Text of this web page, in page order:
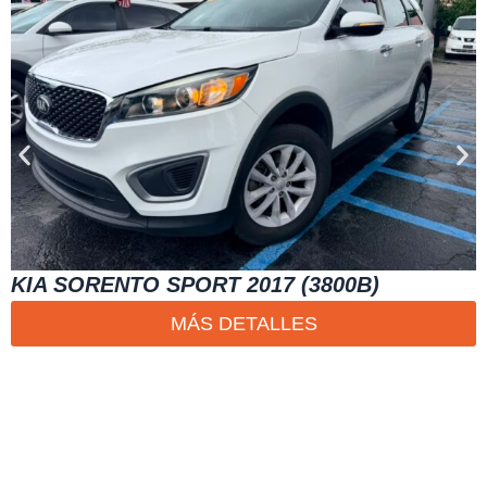
KIA SORENTO SPORT 2017 (3800B)
MÁS DETALLES